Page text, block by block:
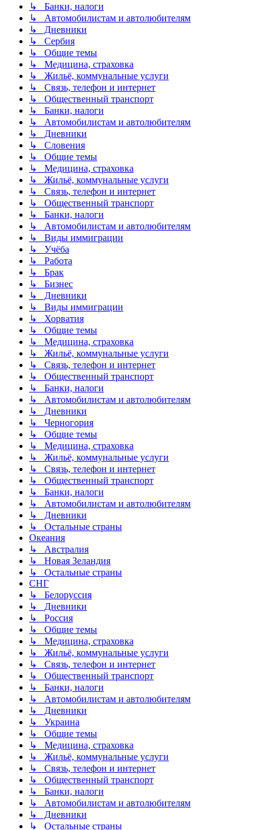
↳ Банки, налоги
↳ Автомобилистам и автолюбителям
↳ Дневники
↳ Сербия
↳ Общие темы
↳ Медицина, страховка
↳ Жильё, коммунальные услуги
↳ Связь, телефон и интернет
↳ Общественный транспорт
↳ Банки, налоги
↳ Автомобилистам и автолюбителям
↳ Дневники
↳ Словения
↳ Общие темы
↳ Медицина, страховка
↳ Жильё, коммунальные услуги
↳ Связь, телефон и интернет
↳ Общественный транспорт
↳ Банки, налоги
↳ Автомобилистам и автолюбителям
↳ Виды иммиграции
↳ Учёба
↳ Работа
↳ Брак
↳ Бизнес
↳ Дневники
↳ Виды иммиграции
↳ Хорватия
↳ Общие темы
↳ Медицина, страховка
↳ Жильё, коммунальные услуги
↳ Связь, телефон и интернет
↳ Общественный транспорт
↳ Банки, налоги
↳ Автомобилистам и автолюбителям
↳ Дневники
↳ Черногория
↳ Общие темы
↳ Медицина, страховка
↳ Жильё, коммунальные услуги
↳ Связь, телефон и интернет
↳ Общественный транспорт
↳ Банки, налоги
↳ Автомобилистам и автолюбителям
↳ Дневники
↳ Остальные страны
Океания
↳ Австралия
↳ Новая Зеландия
↳ Остальные страны
СНГ
↳ Белоруссия
↳ Дневники
↳ Россия
↳ Общие темы
↳ Медицина, страховка
↳ Жильё, коммунальные услуги
↳ Связь, телефон и интернет
↳ Общественный транспорт
↳ Банки, налоги
↳ Автомобилистам и автолюбителям
↳ Дневники
↳ Украина
↳ Общие темы
↳ Медицина, страховка
↳ Жильё, коммунальные услуги
↳ Связь, телефон и интернет
↳ Общественный транспорт
↳ Банки, налоги
↳ Автомобилистам и автолюбителям
↳ Дневники
↳ Остальные страны